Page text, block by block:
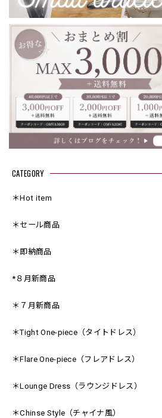
CATEGORY
＊Hot item
＊セール商品
＊即納商品
*８月新商品
＊７月新商品
＊Tight One-piece（タイトドレス）
＊Flare One-piece（フレアドレス）
＊Lounge Dress（ラウンジドレス）
＊Chinse Style（チャイナ風）